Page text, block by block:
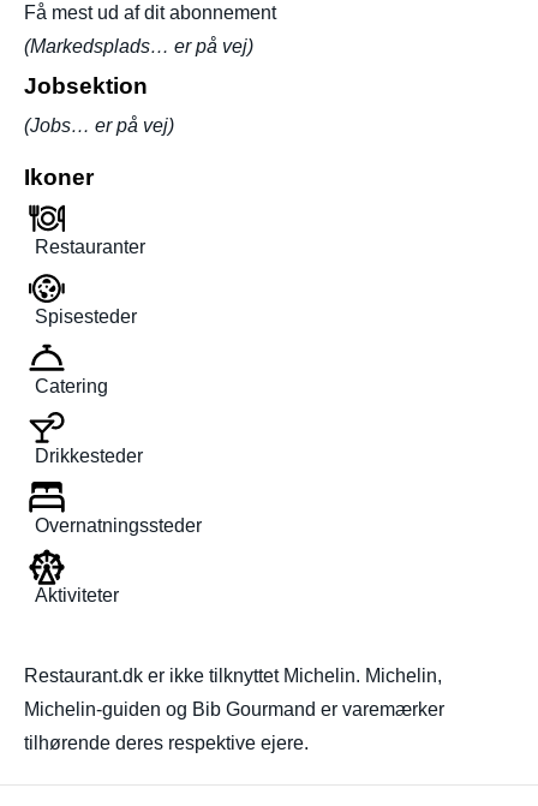
Få mest ud af dit abonnement
(Markedsplads… er på vej)
Jobsektion
(Jobs… er på vej)
Ikoner
Restauranter
Spisesteder
Catering
Drikkesteder
Overnatningssteder
Aktiviteter
Restaurant.dk er ikke tilknyttet Michelin. Michelin,
Michelin-guiden og Bib Gourmand er varemærker
tilhørende deres respektive ejere.